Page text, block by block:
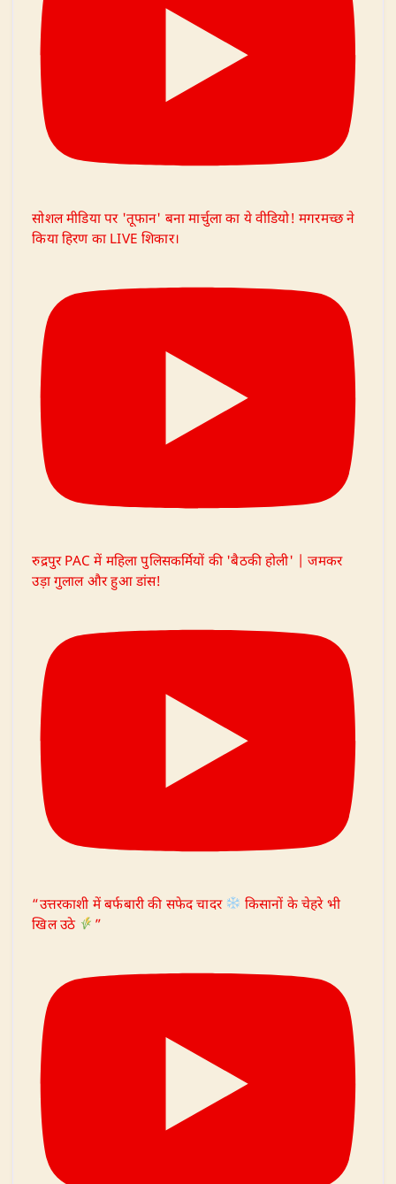
सोशल मीडिया पर 'तूफान' बना मार्चुला का ये वीडियो! मगरमच्छ ने
किया हिरण का LIVE शिकार।
रुद्रपुर PAC में महिला पुलिसकर्मियों की 'बैठकी होली' | जमकर
उड़ा गुलाल और हुआ डांस!
“उत्तरकाशी में बर्फबारी की सफेद चादर
किसानों के चेहरे भी
खिल उठे
”